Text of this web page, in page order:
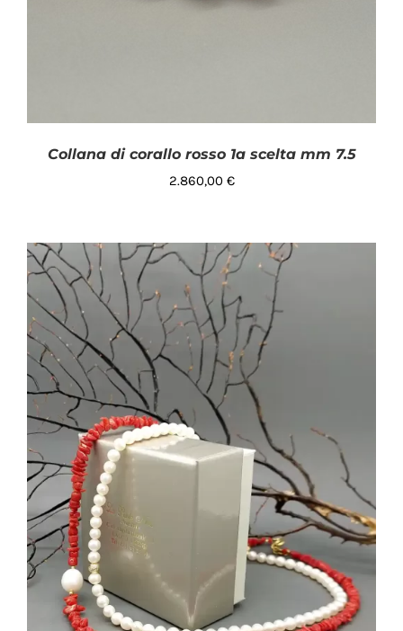
AGGIUNGI AL CARRELLO /
Collana di corallo rosso 1a scelta mm 7.5
2.860,00 €